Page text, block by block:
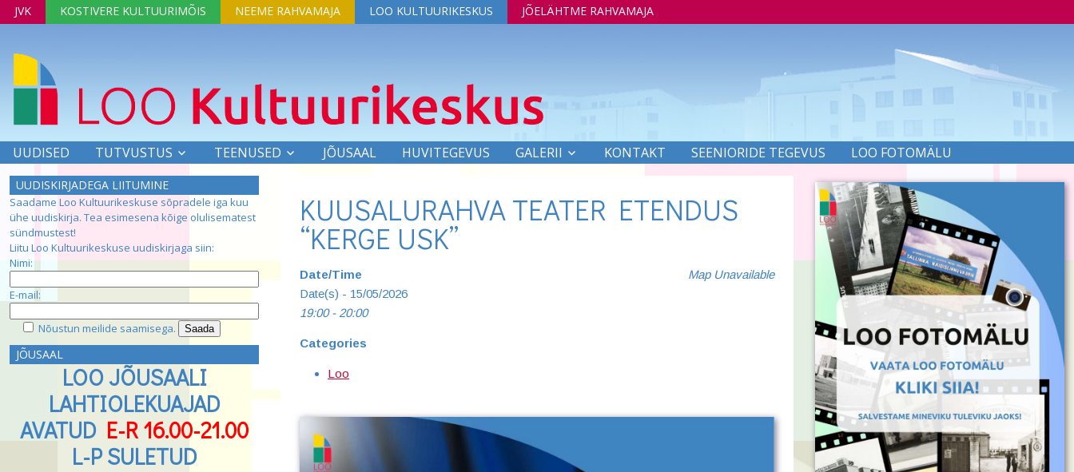
JVK KOSTIVERE KULTUURIMÕIS NEEME RAHVAMAJA LOO KULTUURIKESKUS JÕELÄHTME RAHVAMAJA
UUDISED TUTVUSTUS TEENUSED JÕUSAAL HUVITEGEVUS GALERII KONTAKT SEENIORIDE TEGEVUS LOO FOTOMÄLU
KUUSALURAHVA TEATER ETENDUS
“KERGE USK”
Map Unavailable
Date/Time
Date(s) - 15/05/2026
19:00 - 20:00
Categories
Loo
UUDISKIRJADEGA LIITUMINE
Saadame Loo Kultuurikeskuse sõpradele iga kuu
ühe uudiskirja. Tea esimesena kõige olulisematest
sündmustest!
Liitu Loo Kultuurikeskuse uudiskirjaga siin:
Nimi:
E-mail:
Nõustun meilide saamisega.
JÕUSAAL
LOO JÕUSAALI
LAHTIOLEKUAJAD
AVATUD E-R 16.00-21.00
L-P SULETUD